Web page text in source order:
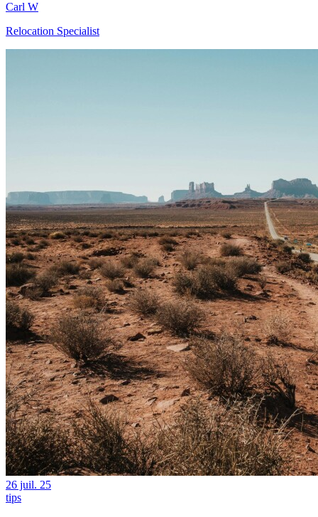
Carl W
Relocation Specialist
26 juil. 25
tips